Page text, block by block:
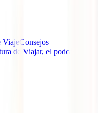
ViajeConsejos
de Viajar, el podcast de